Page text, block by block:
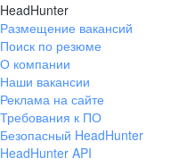
HeadHunter
Размещение вакансий
Поиск по резюме
О компании
Наши вакансии
Реклама на сайте
Требования к ПО
Безопасный HeadHunter
HeadHunter API